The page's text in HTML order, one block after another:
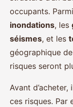
occupants.
inondations, les
séismes, et les
géographique
risques seront
Avant
ces risques. Par